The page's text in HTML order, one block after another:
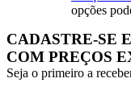
opções
CADASTRE-SE
COM PREÇOS
Seja o primeiro a